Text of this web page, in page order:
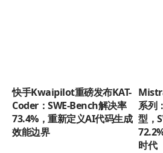
快手Kwaipilot重磅发布KAT-
Coder：SWE-Bench解决率
73.4%，重新定义AI代码生成
效能边界
系列
型，
时代